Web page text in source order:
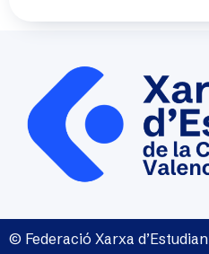
© Federació Xarxa